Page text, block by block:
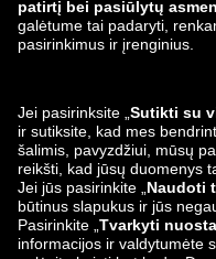
Mus taip pat rasite
Lounge by Zalando
Programėlės